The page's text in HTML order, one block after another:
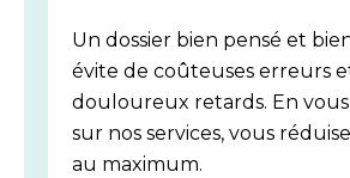
Un dossier bien pensé et
évite de coûteuses erreurs
douloureux retards. En
sur nos services, vous
au maximum.